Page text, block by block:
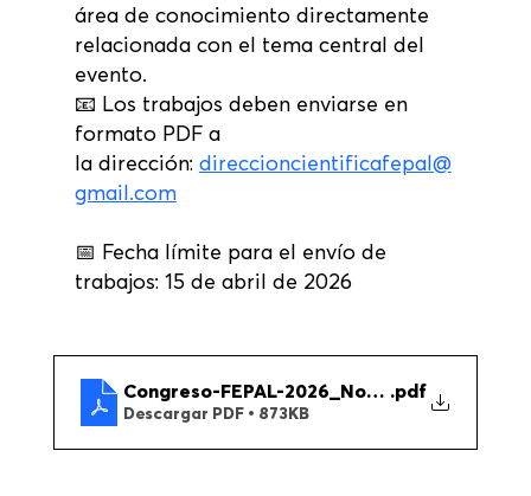
área de conocimiento directamente
relacionada con el tema central del
evento.
📧 Los trabajos deben enviarse en
formato PDF a
la dirección: direccioncientificafepal@
gmail.com
📅 Fecha límite para el envío de
trabajos: 15 de abril de 2026
Congreso-FEPAL-2026_Normas-para-
.pdf
Descargar PDF • 873KB